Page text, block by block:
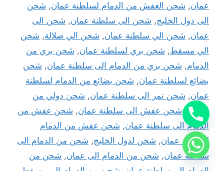
عمان, شحن العفش من الدمام لسلطنة عمان, شحن
الى دول الخليج, شحن الى سلطنة عمان, شحن الى
عمان, شحن الي سلطنة عمان, شحن الي صلالة, شحن
الي مسقط, شحن بري لسلطنة عمان, شحن بري من
الدمام, شحن بري من الدمام الى سلطنة عمان, شحن
بضائع لسلطنة عمان, شحن بضائع من الدمام لسلطنة
عمان, شحن تمر الى سلطنة عمان, شحن دولي من
الدمام ,شحن عفش الى سلطنة عمان, شحن عفش من
الدمام الى سلطنة عمان, شحن عفش من الدمام
لسلطنة عمان, شحن لدول الخليج, شحن من الدمام الى
سلطنة عمان, شحن من الدمام الى عمان, شحن من